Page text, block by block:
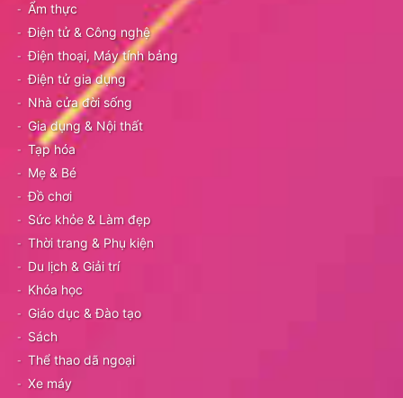
Ẩm thực
Điện tử & Công nghệ
Điện thoại, Máy tính bảng
Điện tử gia dụng
Nhà cửa đời sống
Gia dụng & Nội thất
Tạp hóa
Mẹ & Bé
Đồ chơi
Sức khỏe & Làm đẹp
Thời trang & Phụ kiện
Du lịch & Giải trí
Khóa học
Giáo dục & Đào tạo
Sách
Thể thao dã ngoại
Xe máy